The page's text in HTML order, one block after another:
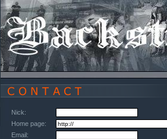
Nick:
Home page:
Email: